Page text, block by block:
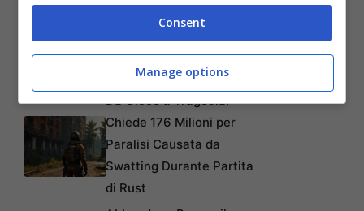
Disney+: Tra Piani Gratuiti
e Collaborazioni con
TikTok per Contrastare
l’Ascesa di YouTube
Da Gioco a Tragedia:
Chiede 176 Milioni per
Paralisi Causata da
Swatting Durante Partita
di Rust
Consent
Manage options